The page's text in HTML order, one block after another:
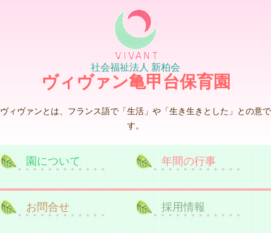
社会福祉法人 新柏会
ヴィヴァン亀甲台保育園
ヴィヴァンとは、フランス語で「生活」や「生き生きとした」との意で
す。
園について 年間の行事
お問合せ 採用情報